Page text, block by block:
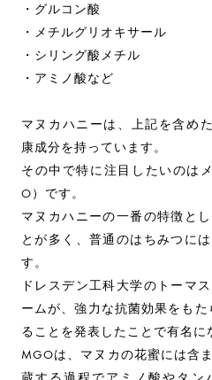
・グルコン酸
・メチルグリオキサール
・シリング酸メチル
・アミノ酸など
マヌカハニーは、上記を含め
康成分を持っています。
その中で特に注目したいのは
O）です。
マヌカハニーの一番の特徴と
とが多く、普通のはちみつに
す。
ドレスデン工科大学のトーマ
ームが、強力な抗菌効果をも
ることを発表したことで有名に
MGOは、マヌカの花蜜には含